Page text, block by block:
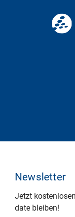
Newsletter
Jetzt
date bleiben!